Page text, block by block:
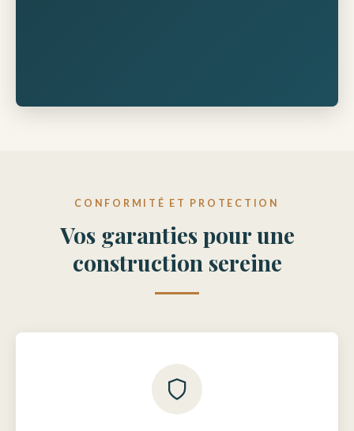
CONFORMITÉ ET PROTECTION
Vos garanties pour une
construction sereine